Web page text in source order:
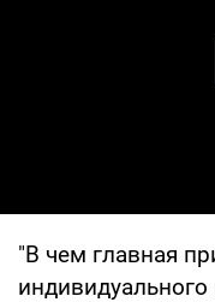
"В чем главная